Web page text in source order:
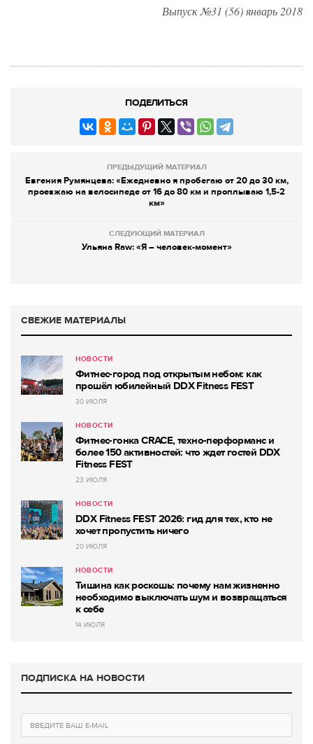
Выпуск №31 (56) январь 2018
ПОДЕЛИТЬСЯ
ПРЕДЫДУЩИЙ МАТЕРИАЛ
Евгения Румянцева: «Ежедневно я пробегаю от 20 до 30 км,
проезжаю на велосипеде от 16 до 80 км и проплываю 1,5-2
км»
СЛЕДУЮЩИЙ МАТЕРИАЛ
Ульяна Raw: «Я – человек-момент»
СВЕЖИЕ МАТЕРИАЛЫ
НОВОСТИ
Фитнес-город под открытым небом: как
прошёл юбилейный DDX Fitness FEST
30 ИЮЛЯ
НОВОСТИ
Фитнес-гонка CRACE, техно-перформанс и
более 150 активностей: что ждет гостей DDX
Fitness FEST
23 ИЮЛЯ
НОВОСТИ
DDX Fitness FEST 2026: гид для тех, кто не
хочет пропустить ничего
20 ИЮЛЯ
НОВОСТИ
Тишина как роскошь: почему нам жизненно
необходимо выключать шум и возвращаться
к себе
14 ИЮЛЯ
ПОДПИСКА НА НОВОСТИ